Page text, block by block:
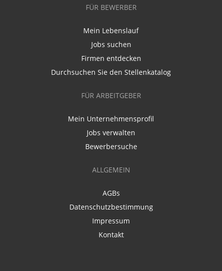
FÜR BEWERBER
Mein Lebenslauf
Jobs suchen
Firmen entdecken
Durchsuchen Sie den Stellenkatalog
FÜR ARBEITGEBER
Mein Unternehmensprofil
Jobs verwalten
Bewerbersuche
ALLGEMEIN
AGBs
Datenschutzbestimmung
Impressum
Kontakt